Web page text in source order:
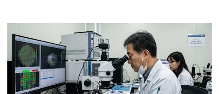
actually pay to keep that loan open a little longer? Payment
history takes a hit in a subtle way: an open loan builds a
running record of on-time payments, while a closed one
stops adding new evidence that you pay your bills. Credit
mix shrinks. Lenders like to see a blend of installment loans
and revolving credit like cards, so losing the installment